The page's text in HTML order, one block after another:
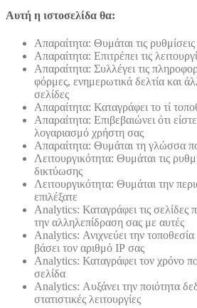
Αυτή η ιστοσελίδα θα:
Απαραίτητα: Θυμάται τις
Απαραίτητα: Επιτρέπει τις
Απαραίτητα: Συλλέγει τις
φόρμες, ενημερωτικά δελτία και
σελίδες
Απαραίτητα: Καταγράφει το τί
Απαραίτητα: Επιβεβαιώνει ότι
λογαριασμό χρήστη σας
Απαραίτητα: Θυμάται τη γλώσσα
Λειτουργικότητα: Θυμάται τις
δικτύωσης
Λειτουργικότητα: Θυμάται την
επιλέξατε
Analytics: Καταγράφει τις σελίδες
την αλληλεπίδραση σας με αυτές
Analytics: Ανιχνεύει την τοποθεσία
βάσει τον αριθμό ΙΡ σας
Analytics: Καταγράφει τον χρόνο
σελίδα
Analytics: Αυξάνει την ποιότητα
στατιστικές λειτουργίες